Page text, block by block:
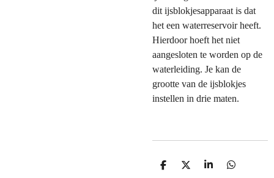
dit ijsblokjesapparaat is dat
het een waterreservoir heeft.
Hierdoor hoeft het niet
aangesloten te worden op de
waterleiding. Je kan de
grootte van de ijsblokjes
instellen in drie maten.
D
D
S
D